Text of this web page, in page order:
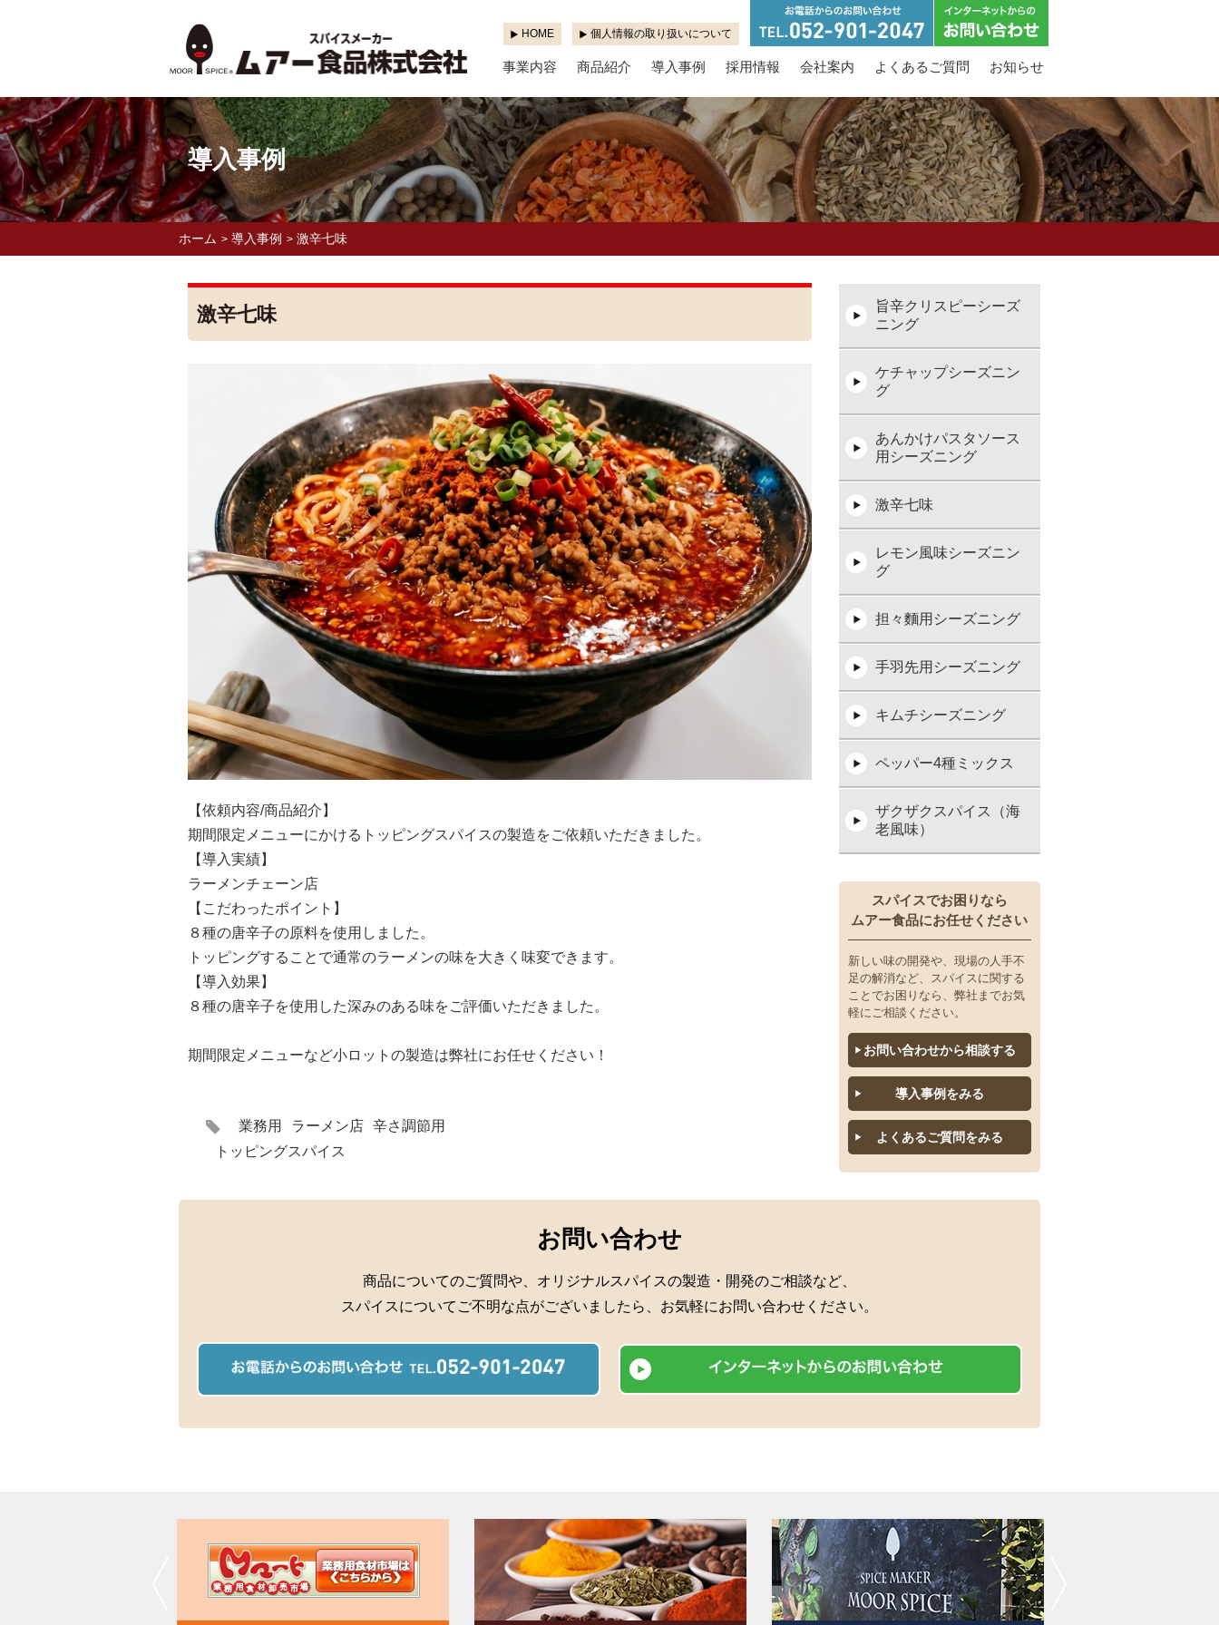
個人情報の取り扱いについて
HOME
事業内容 商品紹介 導入事例 採用情報 会社案内 よくあるご質問 お知らせ
導入事例
ホーム > 導入事例 > 激辛七味
激辛七味
【依頼内容/商品紹介】
期間限定メニューにかけるトッピングスパイスの製造をご依頼いただきました。
【導入実績】
ラーメンチェーン店
【こだわったポイント】
８種の唐辛子の原料を使用しました。
トッピングすることで通常のラーメンの味を大きく味変できます。
【導入効果】
８種の唐辛子を使用した深みのある味をご評価いただきました。
期間限定メニューなど小ロットの製造は弊社にお任せください！
タ
グ
業務用 ラーメン店 辛さ調節用
トッピングスパイス
旨辛クリスピーシーズ
ニング
ケチャップシーズニン
グ
あんかけパスタソース
用シーズニング
激辛七味
レモン風味シーズニン
グ
担々麵用シーズニング
手羽先用シーズニング
キムチシーズニング
ペッパー4種ミックス
ザクザクスパイス（海
老風味）
スパイスでお困りなら
ムアー食品にお任せください
新しい味の開発や、現場の人手不
足の解消など、スパイスに関する
ことでお困りなら、弊社までお気
軽にご相談ください。
お問い合わせから相談する
導入事例をみる
よくあるご質問をみる
お問い合わせ
商品についてのご質問や、オリジナルスパイスの製造・開発のご相談など、
スパイスについてご不明な点がございましたら、お気軽にお問い合わせください。